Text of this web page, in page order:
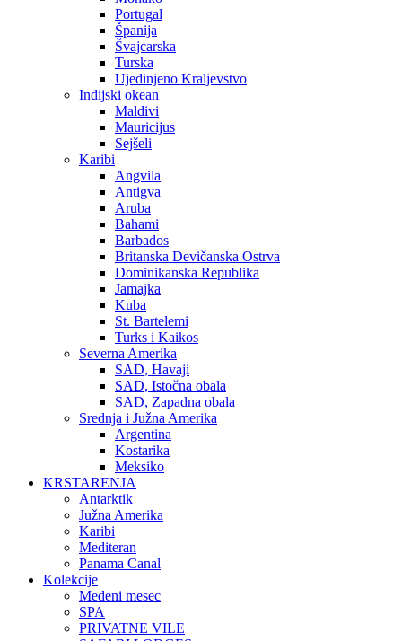
Portugal
Španija
Švajcarska
Turska
Ujedinjeno Kraljevstvo
Indijski okean
Maldivi
Mauricijus
Sejšeli
Karibi
Angvila
Antigva
Aruba
Bahami
Barbados
Britanska Devičanska Ostrva
Dominikanska Republika
Jamajka
Kuba
St. Bartelemi
Turks i Kaikos
Severna Amerika
SAD, Havaji
SAD, Istočna obala
SAD, Zapadna obala
Srednja i Južna Amerika
Argentina
Kostarika
Meksiko
KRSTARENJA
Antarktik
Južna Amerika
Karibi
Mediteran
Panama Canal
Kolekcije
Medeni mesec
SPA
PRIVATNE VILE